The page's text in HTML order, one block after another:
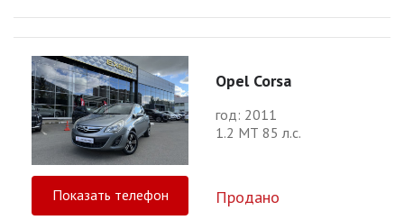
Opel Corsa
год: 2011
1.2 МТ 85 л.с.
Показать телефон Продано